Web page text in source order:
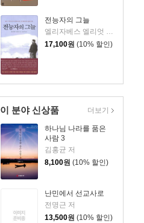
전능자의 그늘
엘리자베스 엘리엇 저/윤종석 역
17,100원 (10% 할인)
이 분야 신상품
하나님 나라를 품은
사람 3
김홍균 저
8,100원 (10% 할인)
난민에서 선교사로
전명근 저
13,500원 (10% 할인)
더보기